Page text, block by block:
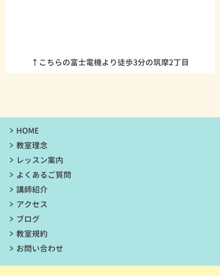
↑こちらの富士電機より徒歩3分の筑摩2丁目
HOME
教室理念
レッスン案内
よくあるご質問
講師紹介
アクセス
ブログ
教室規約
お問い合わせ